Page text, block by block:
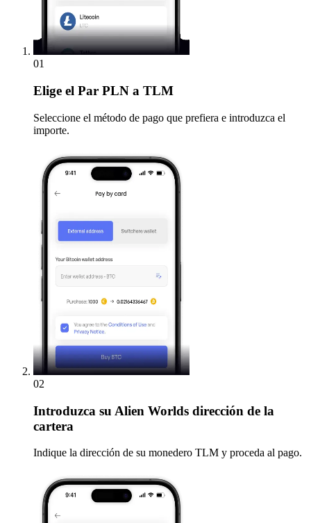
01
Elige el Par PLN a TLM
Seleccione el método de pago que prefiera e introduzca el
importe.
02
Introduzca su Alien Worlds dirección de la
cartera
Indique la dirección de su monedero TLM y proceda al pago.